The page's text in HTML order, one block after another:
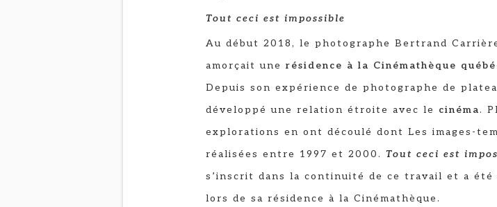
Tout ceci est impossible
Au début 2018, le photographe Bertrand
amorçait une résidence à la Cinémathèque
Depuis son expérience de photographe de
développé une relation étroite avec le cinéma.
explorations en ont découlé dont Les images-
réalisées entre 1997 et 2000. Tout ceci est
s’inscrit dans la continuité de ce travail et a été
lors de sa résidence à la Cinémathèque.